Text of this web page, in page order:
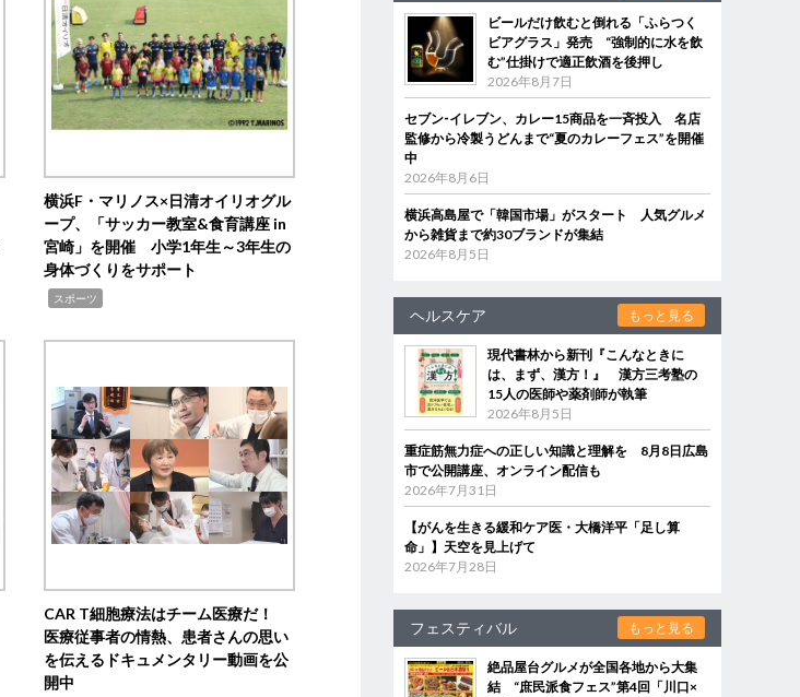
横浜F・マリノス×日清オイリオグル
ープ、「サッカー教室&食育講座 in
宮崎」を開催 小学1年生～3年生の
身体づくりをサポート
スポーツ
CAR T細胞療法はチーム医療だ！
医療従事者の情熱、患者さんの思い
を伝えるドキュメンタリー動画を公
開中
ビールだけ飲むと倒れる「ふらつく
ビアグラス」発売 “強制的に水を飲
む”仕掛けで適正飲酒を後押し
2026年8月7日
セブン‐イレブン、カレー15商品を一斉投入 名店
監修から冷製うどんまで“夏のカレーフェス”を開催
中
2026年8月6日
横浜高島屋で「韓国市場」がスタート 人気グルメ
から雑貨まで約30ブランドが集結
2026年8月5日
ヘルスケア もっと見る
現代書林から新刊『こんなときに
は、まず、漢方！』 漢方三考塾の
15人の医師や薬剤師が執筆
2026年8月5日
重症筋無力症への正しい知識と理解を 8月8日広島
市で公開講座、オンライン配信も
2026年7月31日
【がんを生きる緩和ケア医・大橋洋平「足し算
命」】天空を見上げて
2026年7月28日
フェスティバル もっと見る
絶品屋台グルメが全国各地から大集
結 “庶民派食フェス”第4回「川口×